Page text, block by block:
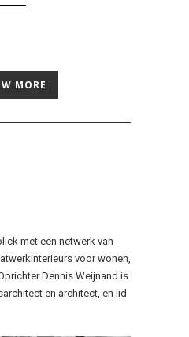
MORE
met een netwerk van
voor wonen,
Dennis Weijnand is
en architect, en lid